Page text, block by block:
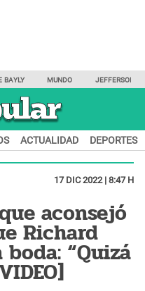
BAYLY MUNDO JEFFERSON
ACTUALIDAD DEPORTES
17 DIC 2022 | 8:47 H
aconsejó
Richard
“Quizá